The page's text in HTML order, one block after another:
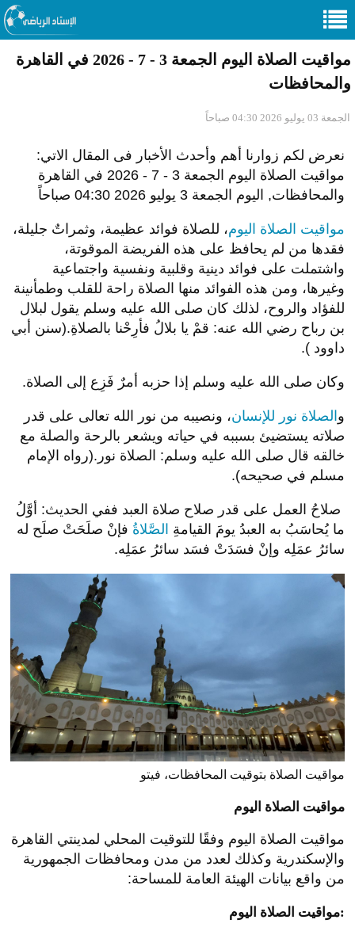
مواقيت الصلاة اليوم الجمعة 3 - 7 - 2026 في القاهرة
والمحافظات
الجمعة 03 يوليو 2026 04:30 صباحاً
نعرض لكم زوارنا أهم وأحدث الأخبار فى المقال الاتي:
مواقيت الصلاة اليوم الجمعة 3 - 7 - 2026 في القاهرة
والمحافظات, اليوم الجمعة 3 يوليو 2026 04:30 صباحاً
مواقيت الصلاة اليوم، للصلاة فوائد عظيمة، وثمراتٌ جليلة،
فقدها من لم يحافظ على هذه الفريضة الموقوتة،
واشتملت على فوائد دينية وقلبية ونفسية واجتماعية
وغيرها، ومن هذه الفوائد منها الصلاة راحة للقلب وطمأنينة
للفؤاد والروح، لذلك كان صلى الله عليه وسلم يقول لبلال
بن رباح رضي الله عنه: قمْ يا بلالُ فأرِحْنا بالصلاةِ.(سنن أبي
داوود ).
وكان صلى الله عليه وسلم إذا حزبه أمرٌ فَزِع إلى الصلاة.
و الصلاة نور للإنسان، ونصيبه من نور الله تعالى على قدر
صلاته يستضيئ بسببه في حياته ويشعر بالرحة والصلة مع
خالقه قال صلى الله عليه وسلم: الصلاة نور.(رواه الإمام
مسلم في صحيحه).
صلاحُ العمل على قدر صلاح صلاة العبد ففي الحديث: أوَّلُ
ما يُحاسَبُ به العبدُ يومَ القيامةِ الصَّلاةُ فإنْ صلَحَتْ صلَح له
سائرُ عمَلِه وإنْ فسَدَتْ فسَد سائرُ عمَلِه.
مواقيت الصلاة بتوقيت المحافظات، فيتو
مواقيت الصلاة اليوم
مواقيت الصلاة اليوم وفقًا للتوقيت المحلي لمدينتي القاهرة
والإسكندرية وكذلك لعدد من مدن ومحافظات الجمهورية
من واقع بيانات الهيئة العامة للمساحة:
مواقيت الصلاة اليوم: